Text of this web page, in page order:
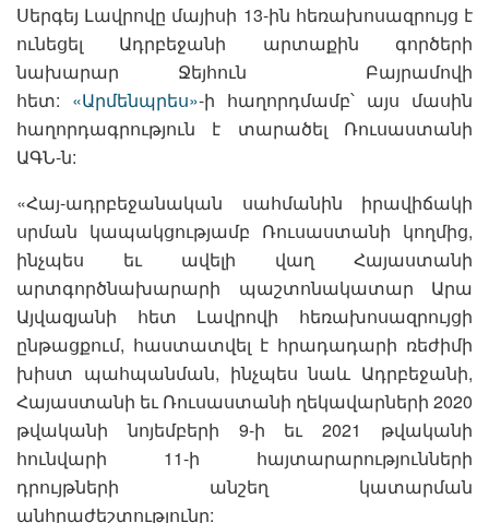
Սերգեյ Լավրովը մայիսի 13-ին հեռախոսազրույց է
ունեցել Ադրբեջանի արտաքին գործերի
նախարար Ջեյհուն Բայրամովի
հետ: «Արմենպրես»-ի հաղորդմամբ՝ այս մասին
հաղորդագրություն է տարածել Ռուսաստանի
ԱԳՆ-ն:
«Հայ-ադրբեջանական սահմանին իրավիճակի
սրման կապակցությամբ Ռուսաստանի կողմից,
ինչպես եւ ավելի վաղ Հայաստանի
արտգործնախարարի պաշտոնակատար Արա
Այվազյանի հետ Լավրովի հեռախոսազրույցի
ընթացքում, հաստատվել է հրադադարի ռեժիմի
խիստ պահպանման, ինչպես նաև Ադրբեջանի,
Հայաստանի եւ Ռուսաստանի ղեկավարների 2020
թվականի նոյեմբերի 9-ի եւ 2021 թվականի
հունվարի 11-ի հայտարարությունների
դրույթների անշեղ կատարման
անհրաժեշտությունը: